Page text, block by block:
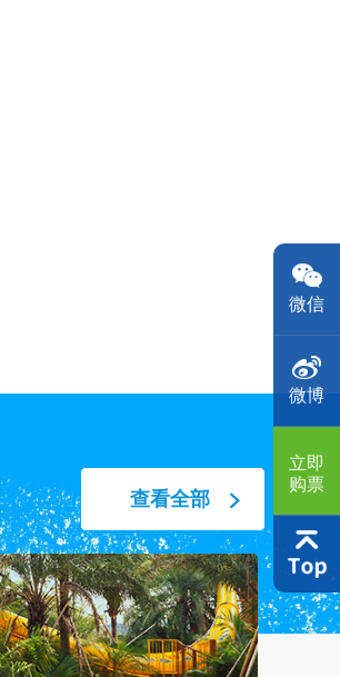
微信
微博
立即
购票
查看全部